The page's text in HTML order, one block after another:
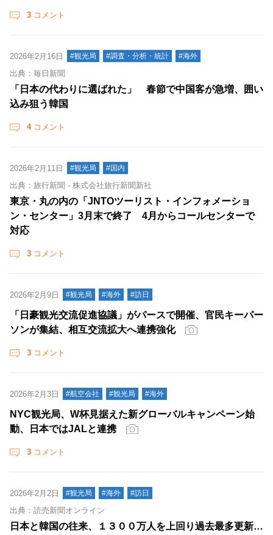
3 コメント
2026年2月16日 #観光局 #調査・分析・統計 #海外
出典：毎日新聞
「日本の代わりに選ばれた」 春節で中国客が急増、囲い
込み狙う韓国
4コメント
2026年2月11日 #観光局 #国内
出典：旅行新聞 - 株式会社旅行新聞新社
東京・丸の内の「JNTOツーリスト・インフォメーショ
ン・センター」3月末で終了 4月からコールセンターで
対応
3 コメント
2026年2月9日 #観光局 #海外 #訪日
「日豪観光交流促進協議」がパースで開催、官民キーパー
ソンが集結、相互交流拡大へ連携強化
3 コメント
2026年2月3日 #航空会社 #観光局 #海外
NYC観光局、W杯見据えた新グローバルキャンペーン始
動、日本ではJALと連携
3 コメント
2026年2月2日 #観光局 #海外 #訪日
出典：読売新聞オンライン
日本と韓国の往来、１３００万人を上回り過去最多更新…